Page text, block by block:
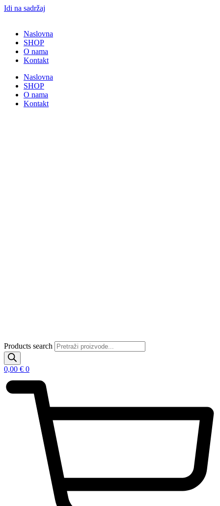
Idi na sadržaj
Naslovna
SHOP
O nama
Kontakt
Naslovna
SHOP
O nama
Kontakt
Products search
0,00 € 0